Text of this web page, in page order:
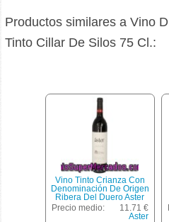
Productos similares a Vino
Tinto Cillar De Silos 75 Cl.:
Vino Tinto Crianza Con
Denominación De Origen
Ribera Del Duero Aster
Botella De 75 Centilitros
Precio medio:
11.71 €
Aster